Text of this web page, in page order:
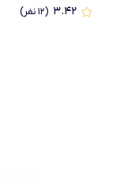
۳.۴۲ (۱۲نفر)